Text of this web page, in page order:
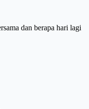
dan berapa hari lagi